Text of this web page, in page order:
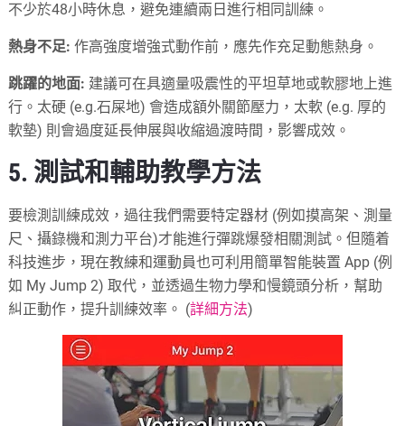
不少於48小時休息，避免連續兩日進行相同訓練。
熱身不足: 作高強度增強式動作前，應先作充足動態熱身。
跳躍的地面: 建議可在具適量吸震性的平坦草地或軟膠地上進
行。太硬 (e.g.石屎地) 會造成額外關節壓力，太軟 (e.g. 厚的
軟墊) 則會過度延長伸展與收縮過渡時間，影響成效。
5. 測試和輔助教學方法
要檢測訓練成效，過往我們需要特定器材 (例如摸高架、測量
尺、攝錄機和測力平台)才能進行彈跳爆發相關測試。但隨着
科技進步，現在教練和運動員也可利用簡單智能裝置 App (例
如 My Jump 2) 取代，並透過生物力學和慢鏡頭分析，幫助
糾正動作，提升訓練效率。 (詳細方法)